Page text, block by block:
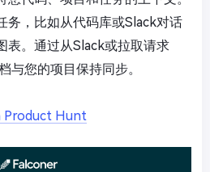
务，比如从代码库或Slack对话
表。通过从Slack或拉取请求
与您的项目保持同步。
Product Hunt